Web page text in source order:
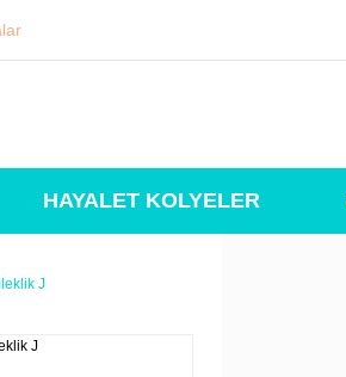
HAYALET KOLYELER
J